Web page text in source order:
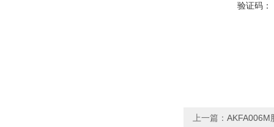
验证码：
上一篇： AKFA006M